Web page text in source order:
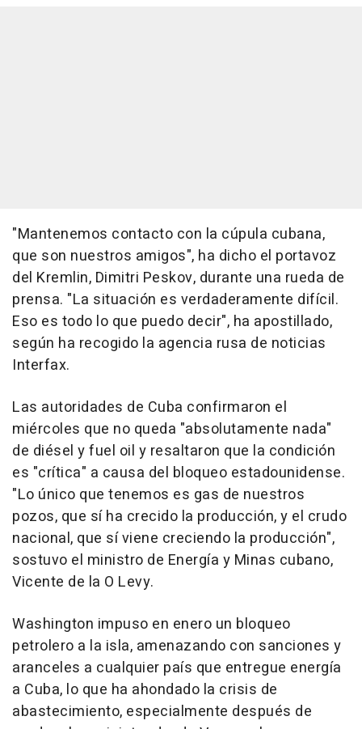
"Mantenemos contacto con la cúpula cubana,
que son nuestros amigos", ha dicho el portavoz
del Kremlin, Dimitri Peskov, durante una rueda de
prensa. "La situación es verdaderamente difícil.
Eso es todo lo que puedo decir", ha apostillado,
según ha recogido la agencia rusa de noticias
Interfax.
Las autoridades de Cuba confirmaron el
miércoles que no queda "absolutamente nada"
de diésel y fuel oil y resaltaron que la condición
es "crítica" a causa del bloqueo estadounidense.
"Lo único que tenemos es gas de nuestros
pozos, que sí ha crecido la producción, y el crudo
nacional, que sí viene creciendo la producción",
sostuvo el ministro de Energía y Minas cubano,
Vicente de la O Levy.
Washington impuso en enero un bloqueo
petrolero a la isla, amenazando con sanciones y
aranceles a cualquier país que entregue energía
a Cuba, lo que ha ahondado la crisis de
abastecimiento, especialmente después de